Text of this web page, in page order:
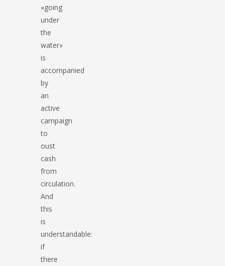
«going
under
the
water»
is
accompanied
by
an
active
campaign
to
oust
cash
from
circulation.
And
this
is
understandable:
if
there